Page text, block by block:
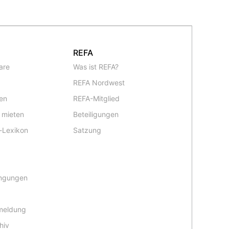
REFA
Was ist REFA?
REFA Nordwest
REFA-Mitglied
Beteiligungen
Satzung